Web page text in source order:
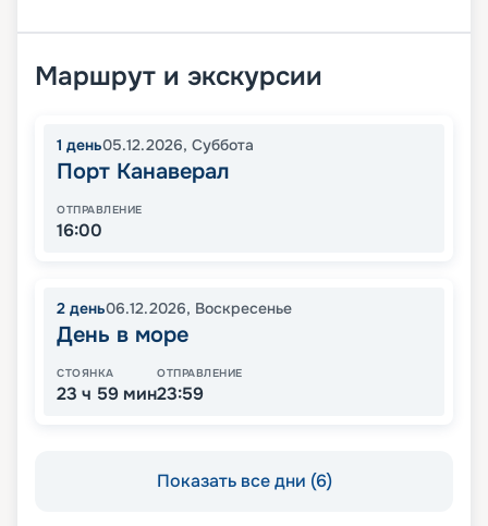
Маршрут и экскурсии
1 день05.12.2026, Суббота
Порт Канаверал
ОТПРАВЛЕНИЕ
16:00
2 день06.12.2026, Воскресенье
День в море
СТОЯНКА
23 ч 59 мин
ОТПРАВЛЕНИЕ
23:59
Показать все дни (6)